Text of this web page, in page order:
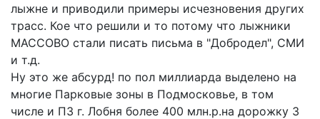
лыжне и приводили примеры исчезновения других
трасс. Кое что решили и то потому что лыжники
МАССОВО стали писать письма в "Добродел", СМИ
и т.д.
Ну это же абсурд! по пол миллиарда выделено на
многие Парковые зоны в Подмосковье, в том
числе и ПЗ г. Лобня более 400 млн.р.на дорожку 3